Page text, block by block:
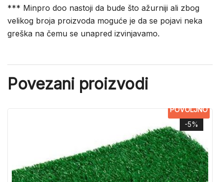
*** Minpro doo nastoji da bude što ažurniji ali zbog
velikog broja proizvoda moguće je da se pojavi neka
greška na čemu se unapred izvinjavamo.
Povezani proizvodi
-5%
POVOLJNO